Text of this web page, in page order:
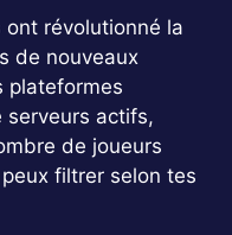
ont révolutionné la
de nouveaux
plateformes
serveurs actifs,
de joueurs
filtrer selon tes